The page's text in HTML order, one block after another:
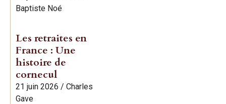
Baptiste Noé
Les retraites en
France : Une
histoire de
cornecul
21 juin 2026 / Charles
Gave